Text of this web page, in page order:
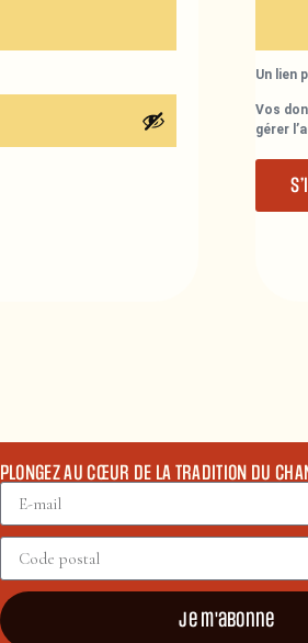
Un lien
Vos
gérer
PLONGEZ AU CŒUR DE LA TRADITION DU
Je m'abonne